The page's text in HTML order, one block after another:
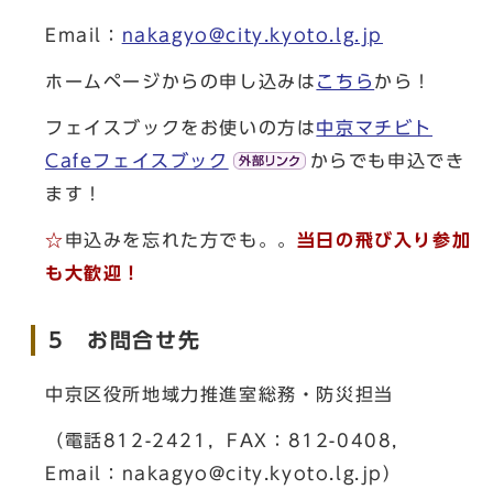
Email： nakagyo@city.kyoto.lg.jp
ホームページからの申し込みは こちら から！
フェイスブックをお使いの方は中京マチビト
Cafeフェイスブック
からでも申込でき
ます！
☆申込みを忘れた方でも。。 当日の飛び入り参加
も大歓迎！
5 お問合せ先
中京区役所地域力推進室総務・防災担当
（電話812-2421，FAX：812-0408,
Email： nakagyo@city.kyoto.lg.jp ）